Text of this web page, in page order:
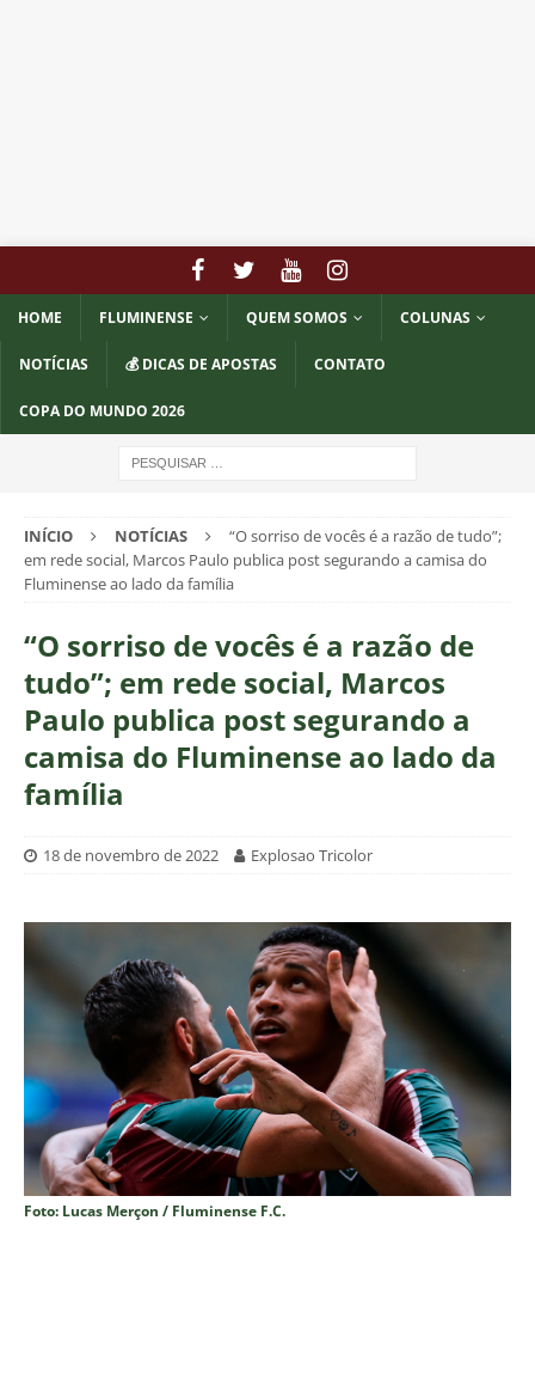
HOME FLUMINENSE QUEM SOMOS COLUNAS
NOTÍCIAS 💰 DICAS DE APOSTAS CONTATO
COPA DO MUNDO 2026
INÍCIO NOTÍCIAS
“O sorriso de vocês é a razão de tudo”;
em rede social, Marcos Paulo publica post segurando a camisa do
Fluminense ao lado da família
“O sorriso de vocês é a razão de
tudo”; em rede social, Marcos
Paulo publica post segurando a
camisa do Fluminense ao lado da
família
18 de novembro de 2022 Explosao Tricolor
Foto: Lucas Merçon / Fluminense F.C.